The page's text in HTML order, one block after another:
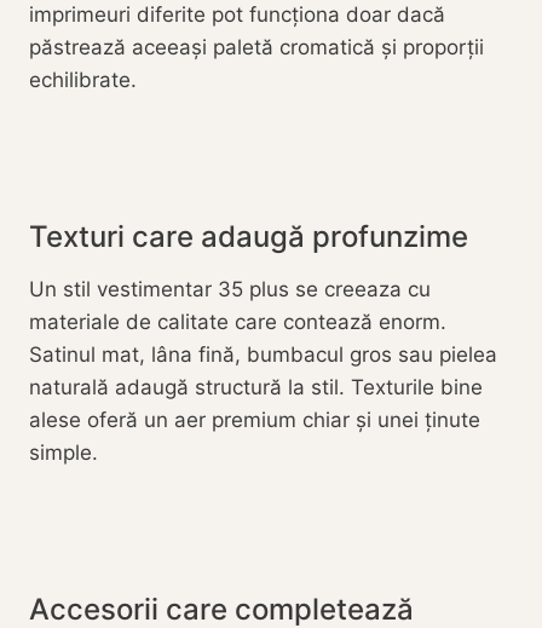
imprimeuri diferite pot funcționa doar dacă
păstrează aceeași paletă cromatică și proporții
echilibrate.
Texturi care adaugă profunzime
Un stil vestimentar 35 plus se creeaza cu
materiale de calitate care contează enorm.
Satinul mat, lâna fină, bumbacul gros sau pielea
naturală adaugă structură la stil. Texturile bine
alese oferă un aer premium chiar și unei ținute
simple.
Accesorii care completează